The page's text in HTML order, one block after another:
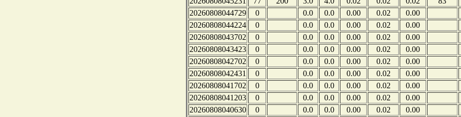
20260808044729
0 0.0 0.0 0.00 0.02 0.00
20260808044224
0 0.0 0.0 0.00 0.02 0.00
20260808043702
0 0.0 0.0 0.00 0.02 0.00
20260808043423
0 0.0 0.0 0.00 0.02 0.00
20260808042702
0 0.0 0.0 0.00 0.02 0.00
20260808042431
0 0.0 0.0 0.00 0.02 0.00
20260808041702
0 0.0 0.0 0.00 0.02 0.00
20260808041203
0 0.0 0.0 0.00 0.02 0.00
20260808040630
0 0.0 0.0 0.00 0.02 0.00